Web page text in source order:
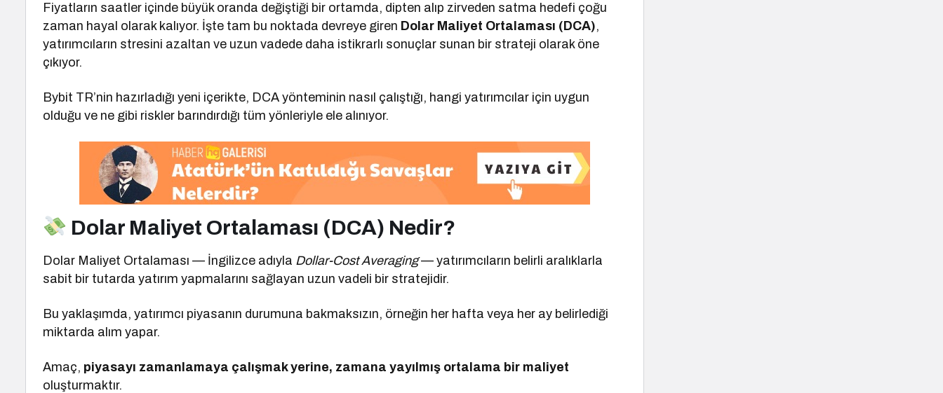
Fiyatların saatler içinde büyük oranda değiştiği bir ortamda, dipten alıp zirveden satma hedefi çoğu
zaman hayal olarak kalıyor. İşte tam bu noktada devreye giren Dolar Maliyet Ortalaması (DCA),
yatırımcıların stresini azaltan ve uzun vadede daha istikrarlı sonuçlar sunan bir strateji olarak öne
çıkıyor.
Bybit TR’nin hazırladığı yeni içerikte, DCA yönteminin nasıl çalıştığı, hangi yatırımcılar için uygun
olduğu ve ne gibi riskler barındırdığı tüm yönleriyle ele alınıyor.
Dolar Maliyet Ortalaması (DCA) Nedir?
Dolar Maliyet Ortalaması — İngilizce adıyla Dollar-Cost Averaging— yatırımcıların belirli aralıklarla
sabit bir tutarda yatırım yapmalarını sağlayan uzun vadeli bir stratejidir.
Bu yaklaşımda, yatırımcı piyasanın durumuna bakmaksızın, örneğin her hafta veya her ay belirlediği
miktarda alım yapar.
Amaç, piyasayı zamanlamaya çalışmak yerine, zamana yayılmış ortalama bir maliyet
oluşturmaktır.